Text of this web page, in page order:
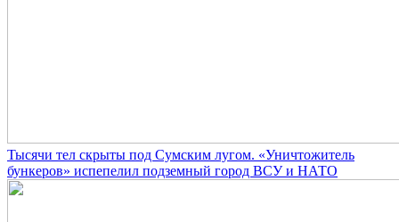
Тысячи тел скрыты под Сумским лугом. «Уничтожитель
бункеров» испепелил подземный город ВСУ и НАТО